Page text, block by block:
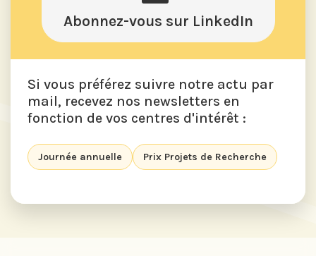
Abonnez-vous sur LinkedIn
Si vous préférez suivre notre actu par
mail, recevez nos newsletters en
fonction de vos centres d'intérêt :
Journée annuelle Prix Projets de Recherche